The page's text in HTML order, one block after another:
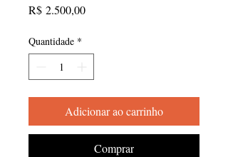
R$ 2.500,00Preço
Quantidade *
Adicionar ao carrinho
Comprar